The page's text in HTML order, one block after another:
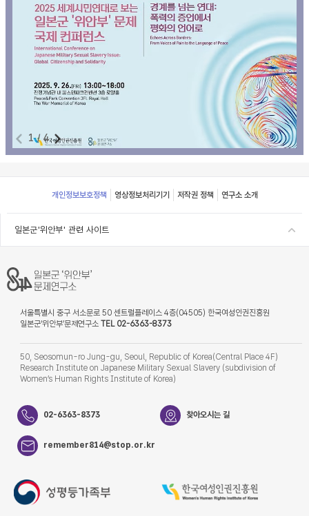
1/4
Footer
개인정보보호정책 영상정보처리기기 저작권 정책 연구소 소개
일본군'위안부' 관련 사이트
서울특별시 중구 서소문로 50 센트럴플레이스 4층(04505) 한국여성인권진흥원
일본군‘위안부’문제연구소 TEL 02-6363-8373
50, Seosomun-ro Jung-gu, Seoul, Republic of Korea(Central Place 4F)
Research Institute on Japanese Military Sexual Slavery (subdivision of
Women’s Human Rights Institute of Korea)
02-6363-8373 찾아오시는 길
remember814@stop.or.kr